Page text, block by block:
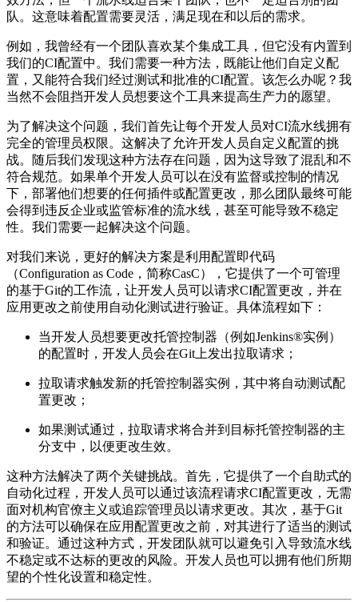
队。这意味着配置需要灵活，满足现在和以后的需求。
例如，我曾经有一个团队喜欢某个集成工具，但它没有内置到
我们的CI配置中。我们需要一种方法，既能让他们自定义配
置，又能符合我们经过测试和批准的CI配置。该怎么办呢？我
当然不会阻挡开发人员想要这个工具来提高生产力的愿望。
为了解决这个问题，我们首先让每个开发人员对CI流水线拥有
完全的管理员权限。这解决了允许开发人员自定义配置的挑
战。随后我们发现这种方法存在问题，因为这导致了混乱和不
符合规范。如果单个开发人员可以在没有监督或控制的情况
下，部署他们想要的任何插件或配置更改，那么团队最终可能
会得到违反企业或监管标准的流水线，甚至可能导致不稳定
性。我们需要一起解决这个问题。
对我们来说，更好的解决方案是利用配置即代码
（Configuration as Code，简称CasC），它提供了一个可管理
的基于Git的工作流，让开发人员可以请求CI配置更改，并在
应用更改之前使用自动化测试进行验证。具体流程如下：
当开发人员想要更改托管控制器（例如Jenkins®实例）
的配置时，开发人员会在Git上发出拉取请求；
拉取请求触发新的托管控制器实例，其中将自动测试配
置更改；
如果测试通过，拉取请求将合并到目标托管控制器的主
分支中，以便更改生效。
这种方法解决了两个关键挑战。首先，它提供了一个自助式的
自动化过程，开发人员可以通过该流程请求CI配置更改，无需
面对机构官僚主义或追踪管理员以请求更改。其次，基于Git
的方法可以确保在应用配置更改之前，对其进行了适当的测试
和验证。通过这种方式，开发团队就可以避免引入导致流水线
不稳定或不达标的更改的风险。开发人员也可以拥有他们所期
望的个性化设置和稳定性。